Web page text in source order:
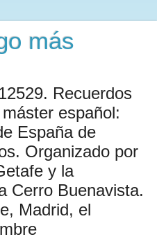
más
Recuerdos
español:
España de
Organizado por
y la
Cerro Buenavista.
Madrid, el